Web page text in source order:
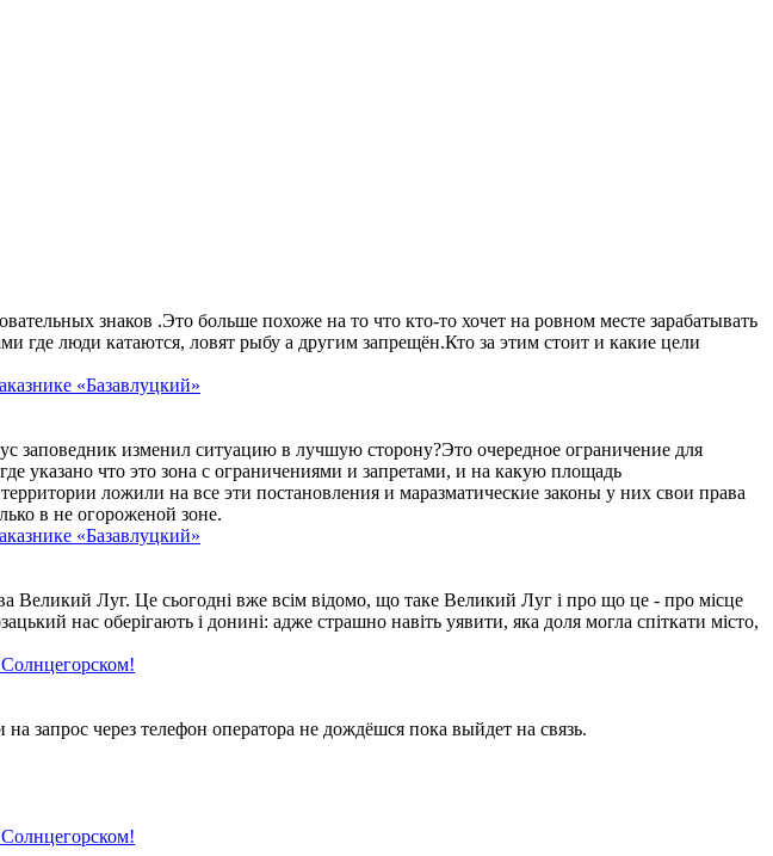
знаков .Это больше похоже на то что кто-то хочет на ровном месте зарабатывать
где люди катаются, ловят рыбу а другим запрещён.Кто за этим стоит и какие цели
«Базавлуцкий»
заповедник изменил ситуацию в лучшую сторону?Это очередное ограничение для
указано что это зона с ограничениями и запретами, и на какую площадь
ложили на все эти постановления и маразматические законы у них свои права
в не огороженой зоне.
«Базавлуцкий»
Великий Луг. Це сьогодні вже всім відомо, що таке Великий Луг і про що це - про місце
нас оберігають і донині: адже страшно навіть уявити, яка доля могла спіткати місто,
запрос через телефон оператора не дождёшся пока выйдет на связь.